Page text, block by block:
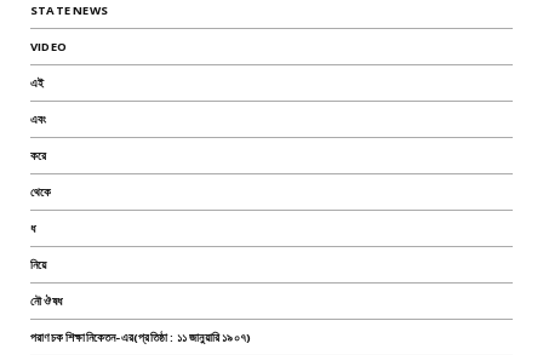
STATE NEWS
VIDEO
এই
এবং
করে
থেকে
ধ
নিয়ে
নৌ ঔষধ
পরাণচক শিক্ষানিকেতন-এর(প্রতিষ্ঠা : ১১ জানুয়ারি ১৯০৭)